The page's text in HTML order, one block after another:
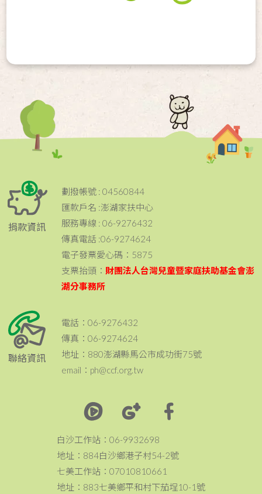
捐款資訊
劃撥帳號 : 04560844
匯款戶名 :澎湖家扶中心
服務專線 : 06-9276432
傳真電話 :06-9274624
電子發票愛心碼：5875
支票抬頭： 財團法人台灣兒童暨家庭扶助基金會澎
湖分事務所
聯絡資訊
電話：06-9276432
傳真：06-9274624
地址：880澎湖縣馬公市成功街75號
email：ph@ccf.org.tw
白沙工作站：06-9932698
地址：884白沙鄉港子村54-2號
七美工作站：07010810661
地址：883七美鄉平和村下茄埕10-1號